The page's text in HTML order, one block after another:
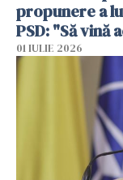
propunere a
PSD: "Să vină
01 IULIE 2026